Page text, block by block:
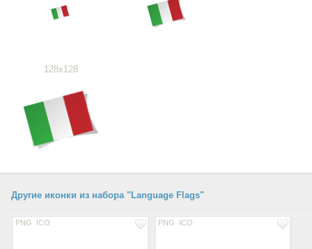
128x128
Другие иконки из набора "Language Flags"
PNG ICO PNG ICO